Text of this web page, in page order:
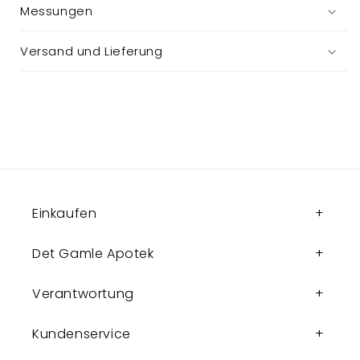
Messungen
Versand und Lieferung
Einkaufen
Det Gamle Apotek
Verantwortung
Kundenservice